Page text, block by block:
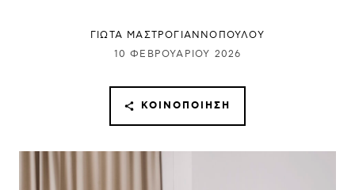
ΓΙΩΤΑ ΜΑΣΤΡΟΓΙΑΝΝΟΠΟΥΛΟΥ
10 ΦΕΒΡΟΥΑΡΊΟΥ 2026
ΚΟΙΝΟΠΟΊΗΣΗ